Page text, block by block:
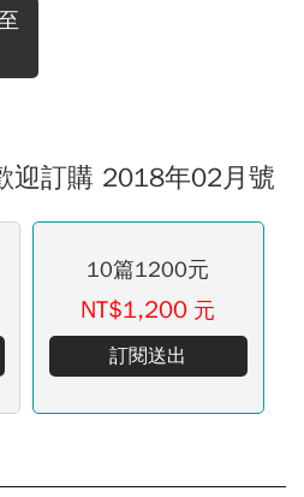
迎訂購 2018年02月號
10篇1200元
NT$1,200 元
訂閱送出